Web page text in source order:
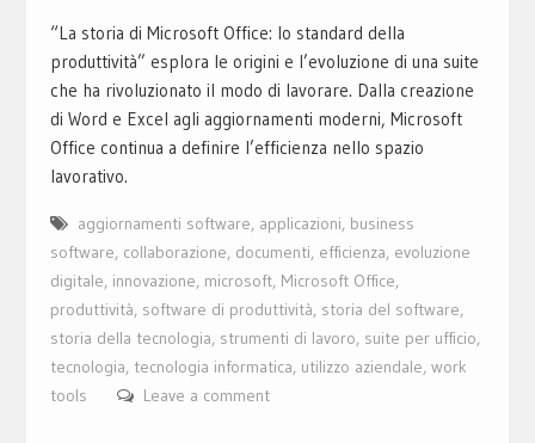
“La storia di Microsoft Office: lo standard della
produttività” esplora le origini e l’evoluzione di una suite
che ha rivoluzionato il modo di lavorare. Dalla creazione
di Word e Excel agli aggiornamenti moderni, Microsoft
Office continua a definire l’efficienza nello spazio
lavorativo.
aggiornamenti software, applicazioni, business
software, collaborazione, documenti, efficienza, evoluzione
digitale, innovazione, microsoft, Microsoft Office,
produttività, software di produttività, storia del software,
storia della tecnologia, strumenti di lavoro, suite per ufficio,
tecnologia, tecnologia informatica, utilizzo aziendale, work
tools
Leave a comment